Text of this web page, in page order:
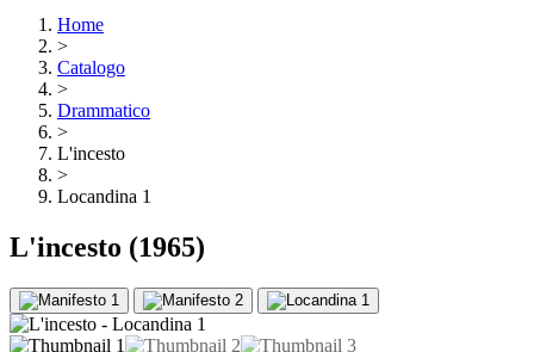
Home
>
Catalogo
>
Drammatico
>
L'incesto
>
Locandina 1
L'incesto (1965)